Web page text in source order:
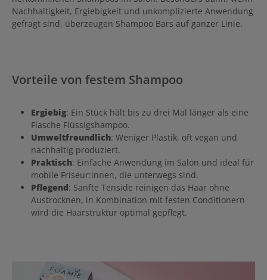
Nachhaltigkeit, Ergiebigkeit und unkomplizierte Anwendung
gefragt sind, überzeugen Shampoo Bars auf ganzer Linie.
Vorteile von festem Shampoo
Ergiebig: Ein Stück hält bis zu drei Mal länger als eine
Flasche Flüssigshampoo.
Umweltfreundlich: Weniger Plastik, oft vegan und
nachhaltig produziert.
Praktisch: Einfache Anwendung im Salon und ideal für
mobile Friseur:innen, die unterwegs sind.
Pflegend: Sanfte Tenside reinigen das Haar ohne
Austrocknen, in Kombination mit festen Conditionern
wird die Haarstruktur optimal gepflegt.